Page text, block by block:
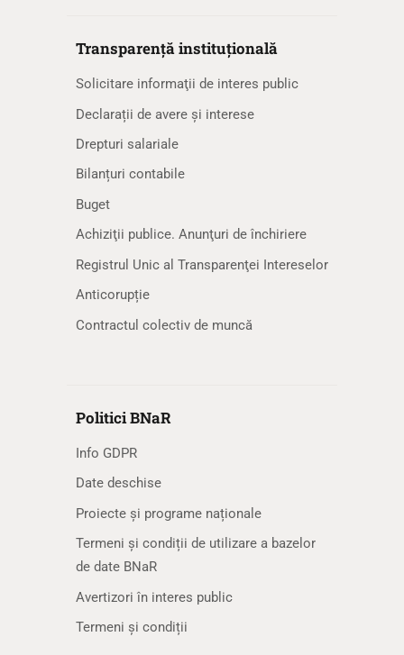
Transparență instituțională
Solicitare informaţii de interes public
Declarații de avere și interese
Drepturi salariale
Bilanțuri contabile
Buget
Achiziţii publice. Anunţuri de închiriere
Registrul Unic al Transparenţei Intereselor
Anticorupție
Contractul colectiv de muncă
Politici BNaR
Info GDPR
Date deschise
Proiecte și programe naționale
Termeni și condiții de utilizare a bazelor
de date BNaR
Avertizori în interes public
Termeni și condiții